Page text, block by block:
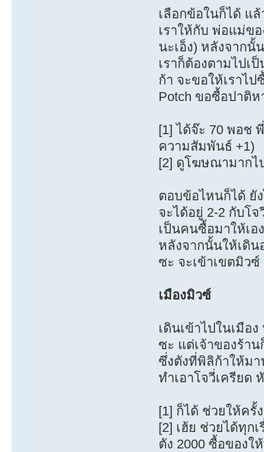
เลือกข้อในก็ได้ แ
เราให้กับ พ่อแม่ข
นะเอ็ง) หลังจากนั้
เราก็ต้องตามไปเ
ก้า จะขอให้เราไป
Potch ขอซื้อปาติห
[1] ได้จ๊ะ 70 พอช
ความสัมพันธ์ +1)
[2] ดูโฆษณามากไ
ตอบข้อไหนก็ได้ ยั
จะได้อยู่ 2-2 กับโ
เป็นคนซื้อมาให้เอ
หลังจากนั้นให้เดิน
ซะ จะเข้าเขตมิวซ์
เมืองมิวซ์
เดินเข้าไปในเมือ
ซะ แต่เจ้าของร้า
ซึ่งตังที่พิลิก้าให้มา
ทำเอาโจวี่เครียด
[1] ก็ได้ ช่วยให้ครั้
[2] เฮ้ย ช่วยได้ทุก
ตัง 2000 ซื้อของใ